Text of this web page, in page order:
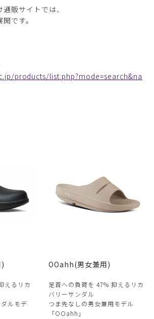
販サイトでは、
です。
products/list.php?mode=search&na
えるリカ
ルモデ
OOahh(男女兼用)
足首への負荷を 47% 抑えるリカ
バリーサンダル
つま先なしの男女兼用モデル
「OOahh」